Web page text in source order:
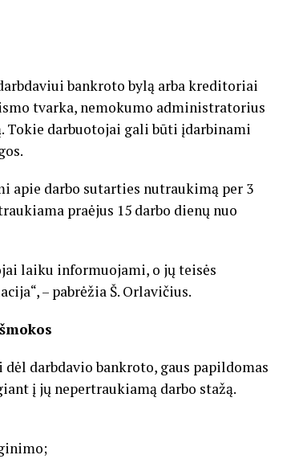
bankroto bylą arba kreditoriai
tvarka, nemokumo administratorius
Tokie darbuotojai gali būti įdarbinami
apie darbo sutarties nutraukimą per 3
praėjus 15 darbo dienų nuo
laiku informuojami, o jų teisės
– pabrėžia Š. Orlavičius.
darbdavio bankroto, gaus papildomas
į jų nepertraukiamą darbo stažą.